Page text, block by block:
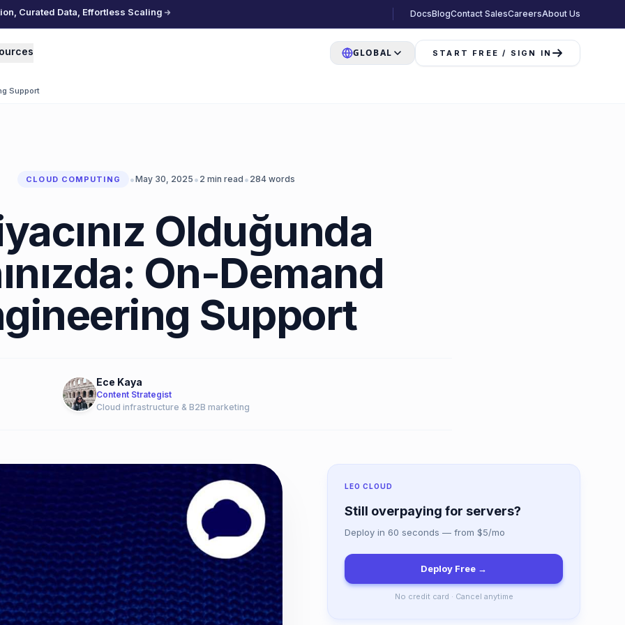
Curated Data, Effortless Scaling DocsBlogContact SalesCareersAbout Us
GLOBAL START FREE / SIGN IN
Support
CLOUD COMPUTING •May 30, 2025 • 2 min read • 284words
Olduğunda
On-Demand
Support
Ece Kaya
Content Strategist
Cloud infrastructure & B2B marketing
LEO CLOUD
Still overpaying for servers?
Deploy in 60 seconds — from $5/mo
Deploy Free →
No credit card · Cancel anytime